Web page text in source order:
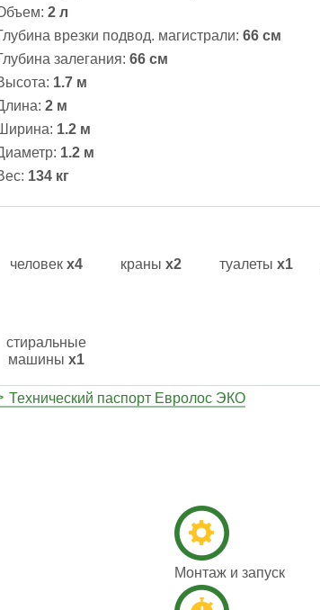
2 л
врезки подвод. магистрали:66 см
залегания:66 см
1.7 м
2 м
1.2 м
1.2 м
134 кг
человекх4 краных2 туалеты х1
стиральные
машиных1
Технический паспорт Евролос ЭКО
Монтаж и запуск